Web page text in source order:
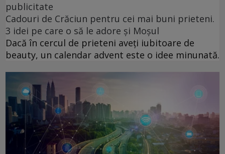
publicitate
Cadouri de Crăciun pentru cei mai buni prieteni.
3 idei pe care o să le adore și Moșul
Dacă în cercul de prieteni aveți iubitoare de
beauty, un calendar advent este o idee minunată.